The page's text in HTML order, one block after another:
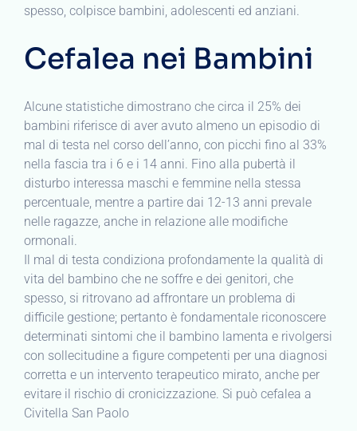
spesso, colpisce bambini, adolescenti ed anziani.
Cefalea nei Bambini
Alcune statistiche dimostrano che circa il 25% dei
bambini riferisce di aver avuto almeno un episodio di
mal di testa nel corso dell’anno, con picchi fino al 33%
nella fascia tra i 6 e i 14 anni. Fino alla pubertà il
disturbo interessa maschi e femmine nella stessa
percentuale, mentre a partire dai 12-13 anni prevale
nelle ragazze, anche in relazione alle modifiche
ormonali.
Il mal di testa condiziona profondamente la qualità di
vita del bambino che ne soffre e dei genitori, che
spesso, si ritrovano ad affrontare un problema di
difficile gestione; pertanto è fondamentale riconoscere
determinati sintomi che il bambino lamenta e rivolgersi
con sollecitudine a figure competenti per una diagnosi
corretta e un intervento terapeutico mirato, anche per
evitare il rischio di cronicizzazione. Si può cefalea a
Civitella San Paolo